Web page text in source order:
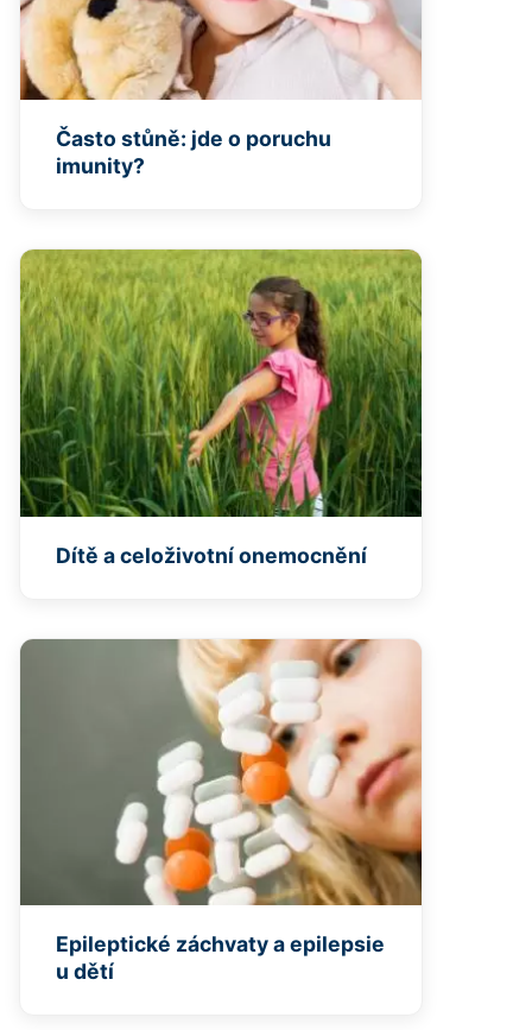
Často stůně: jde o poruchu
imunity?
Dítě a celoživotní onemocnění
Epileptické záchvaty a epilepsie
u dětí